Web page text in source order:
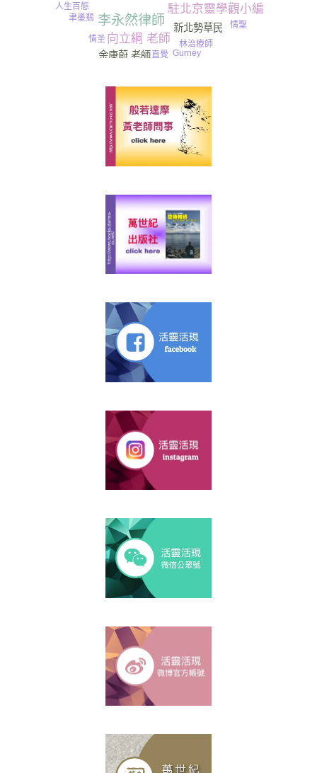
李永然律師
駐北京靈學觀小編
向立綱 老師
新北勢草民
余康蔚 老師
林治療師
聿墨翡
人生百態
直覺 Gurney​
情圣
情聖